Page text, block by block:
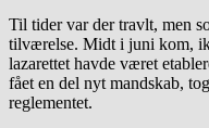
Til tider var der travlt, men
tilværelse. Midt i juni kom,
lazarettet havde været
fået en del nyt mandskab,
reglementet.